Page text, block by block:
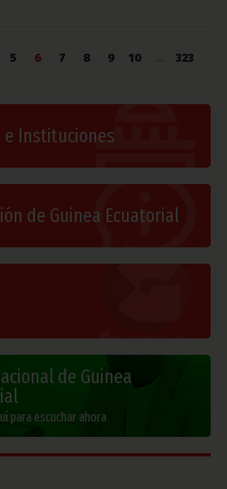
5 6 7 8 9 10
323
e Instituciones
de Guinea Ecuatorial
de Guinea
para escuchar ahora